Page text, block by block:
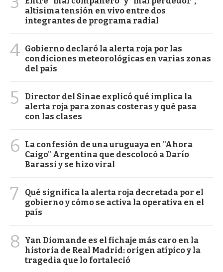
altísima tensión en vivo entre dos
integrantes de programa radial
4 Gobierno declaró la alerta roja por las
condiciones meteorológicas en varias zonas
del país
5
Director del Sinae explicó qué implica la
alerta roja para zonas costeras y qué pasa
con las clases
6
La confesión de una uruguaya en "Ahora
Caigo" Argentina que descolocó a Darío
Barassi y se hizo viral
7
Qué significa la alerta roja decretada por el
gobierno y cómo se activa la operativa en el
país
8
Yan Diomande es el fichaje más caro en la
historia de Real Madrid: origen atípico y la
tragedia que lo fortaleció